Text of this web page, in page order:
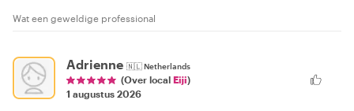
Wat een geweldige professional
Adrienne 🇳🇱Netherlands
(Over local Eiji)
1 augustus 2026